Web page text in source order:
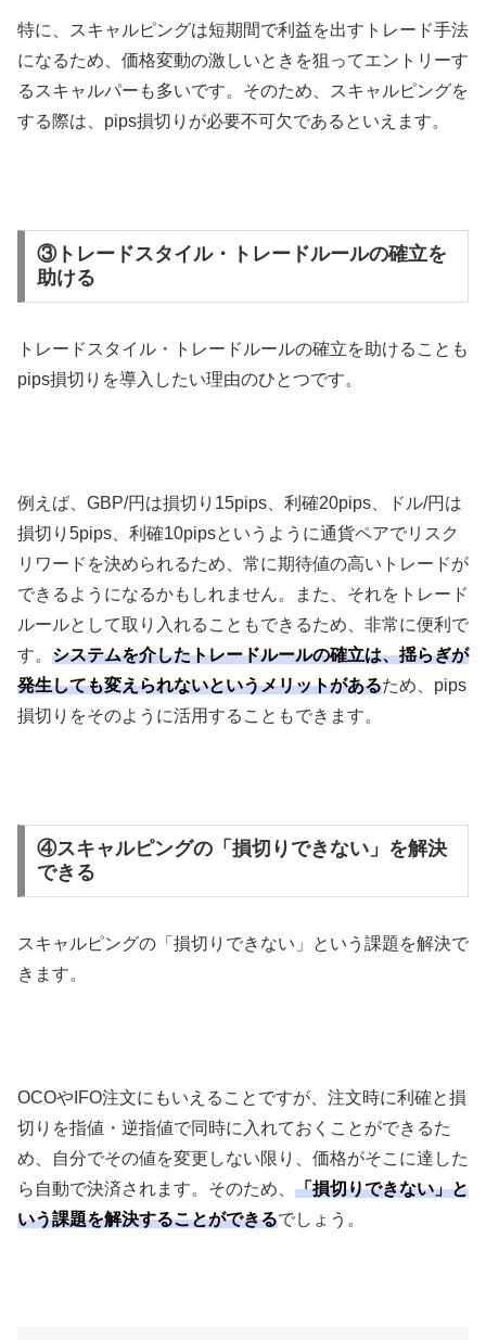
特に、スキャルピングは短期間で利益を出すトレード手法
になるため、価格変動の激しいときを狙ってエントリーす
るスキャルパーも多いです。そのため、スキャルピングを
する際は、 pips損切りが必要不可欠であるといえます。
③トレードスタイル・トレードルールの確立を
助ける
トレードスタイル・トレードルールの確立を助けることも
pips損切りを導入したい理由のひとつです。
例えば、 GBP/円は損切り 15pips 、利確20pips 、ドル/円は
損切り 5pips 、利確10pipsというように通貨ペアでリスク
リワードを決められるため、常に期待値の高いトレードが
できるようになるかもしれません。また、それをトレード
ルールとして取り入れることもできるため、非常に便利で
す。 システムを介したトレードルールの確立は、揺らぎが
発生しても変えられないというメリットがあるため、 pips
損切りをそのように活用することもできます。
④スキャルピングの「損切りできない」を解決
できる
スキャルピングの「損切りできない」という課題を解決で
きます。
OCOや IFO注文にもいえることですが、注文時に利確と損
切りを指値・逆指値で同時に入れておくことができるた
め、自分でその値を変更しない限り、価格がそこに達した
ら自動で決済されます。そのため、 「損切りできない」と
いう課題を解決することができるでしょう。